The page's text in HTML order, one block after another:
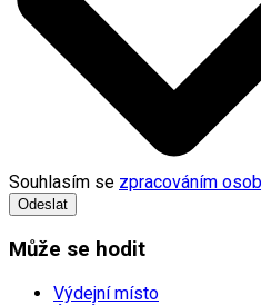
Souhlasím se zpracováním
Odeslat
Může se hodit
Výdejní místo